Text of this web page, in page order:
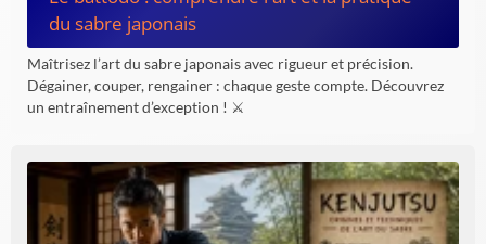
du sabre japonais
Maîtrisez l’art du sabre japonais avec rigueur et précision.
Dégainer, couper, rengainer : chaque geste compte. Découvrez
un entraînement d’exception ! ⚔️